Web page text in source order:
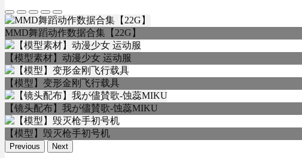
MMD舞蹈动作数据合集【22G】
【模型素材】动漫少女 运动服
【模型】变形金刚飞行载具
【镜头配布】我が儘賛歌-蚀蕊MIKU
【模型】毁灭枪手初号机
Previous Next